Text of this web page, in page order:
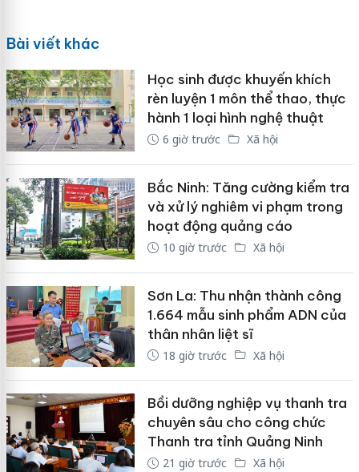
Bài viết khác
Học sinh được khuyến khích
rèn luyện 1 môn thể thao, thực
hành 1 loại hình nghệ thuật
6 giờ trước Xã hội
Bắc Ninh: Tăng cường kiểm tra
và xử lý nghiêm vi phạm trong
hoạt động quảng cáo
10 giờ trước Xã hội
Sơn La: Thu nhận thành công
1.664 mẫu sinh phẩm ADN của
thân nhân liệt sĩ
18 giờ trước Xã hội
Bồi dưỡng nghiệp vụ thanh tra
chuyên sâu cho công chức
Thanh tra tỉnh Quảng Ninh
21 giờ trước Xã hội